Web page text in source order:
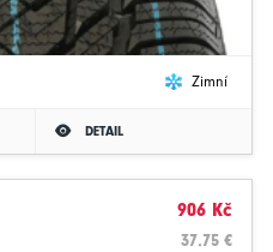
Zimní
DETAIL
906 Kč
37.75 €